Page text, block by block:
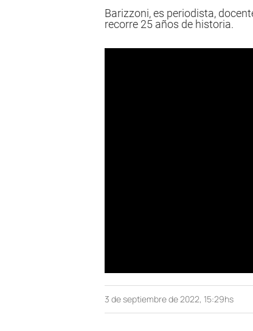
Barizzoni, es periodista,
recorre 25 años de historia.
3 de septiembre de 2022, 15:29hs